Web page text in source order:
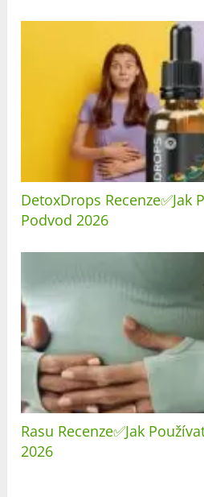
DetoxDrops Recenze✅Jak
Podvod 2026
Rasu Recenze✅Jak
2026